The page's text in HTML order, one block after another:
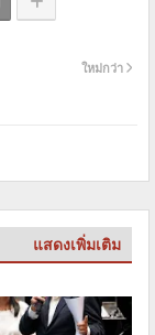
ใหม่กว่า
แสดงเพิ่มเติม